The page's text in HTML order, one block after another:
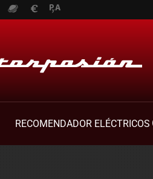
RECOMENDADOR ELÉCTRICOS